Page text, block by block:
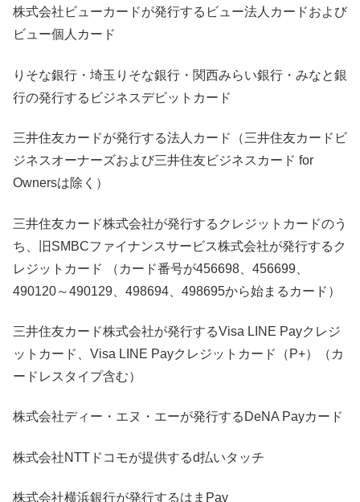
株式会社ビューカードが発行するビュー法人カードおよび
ビュー個人カード
りそな銀行・埼玉りそな銀行・関西みらい銀行・みなと銀
行の発行するビジネスデビットカード
三井住友カードが発行する法人カード（三井住友カードビ
ジネスオーナーズおよび三井住友ビジネスカード for
Ownersは除く）
三井住友カード株式会社が発行するクレジットカードのう
ち、旧SMBCファイナンスサービス株式会社が発行するク
レジットカード （カード番号が456698、456699、
490120～490129、498694、498695から始まるカード）
三井住友カード株式会社が発行するVisa LINE Payクレジ
ットカード、Visa LINE Payクレジットカード（P+）（カ
ードレスタイプ含む）
株式会社ディー・エヌ・エーが発行するDeNA Payカード
株式会社NTTドコモが提供するd払いタッチ
株式会社横浜銀行が発行するはまPay